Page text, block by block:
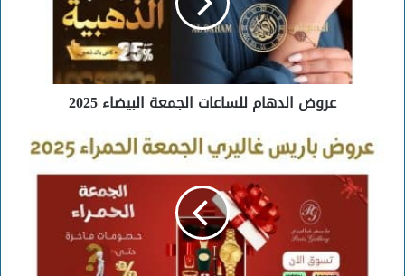
عروض الدهام للساعات الجمعة البيضاء 2025
عروض
باريس
غاليري
الجمعة